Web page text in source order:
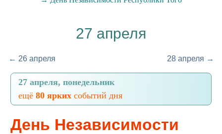
27 апреля
← 26 апреля 28 апреля →
27 апреля, понедельник
ещё 80 ярких событий дня
День Независимости